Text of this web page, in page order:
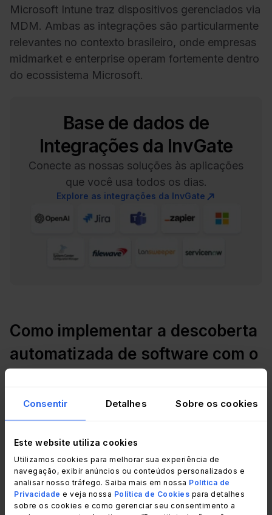
Consentir Detalhes Sobre os cookies
Este website utiliza cookies
Utilizamos cookies para melhorar sua experiência de
navegação, exibir anúncios ou conteúdos personalizados e
analisar nosso tráfego. Saiba mais em nossa Política de
Privacidade e veja nossa Política de Cookies para detalhes
sobre os cookies e como gerenciar seu consentimento a
Microsoft Intune traz dispositivos gerenciados via
MDM. Ambas as integrações são particularmente
relevantes no contexto brasileiro, onde empresas
midmarket e enterprise operam fortemente dentro
do ecossistema Microsoft.
Base de dados de
Integrações da InvGate
Conecte as nossas soluções às aplicações
que você usa todos os dias.
Explore as integrações da InvGate
Como implementar a descoberta
automatizada de software com o
complexos, a plataforma guia o processo.
Passo 1: implantar o Agente do InvGate Asset
Management nos endpoints prioritários